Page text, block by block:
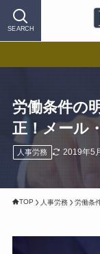
SEARCH
労働条件の
正！メール
人事労務 2019年5
TOP 人事労務 労働条